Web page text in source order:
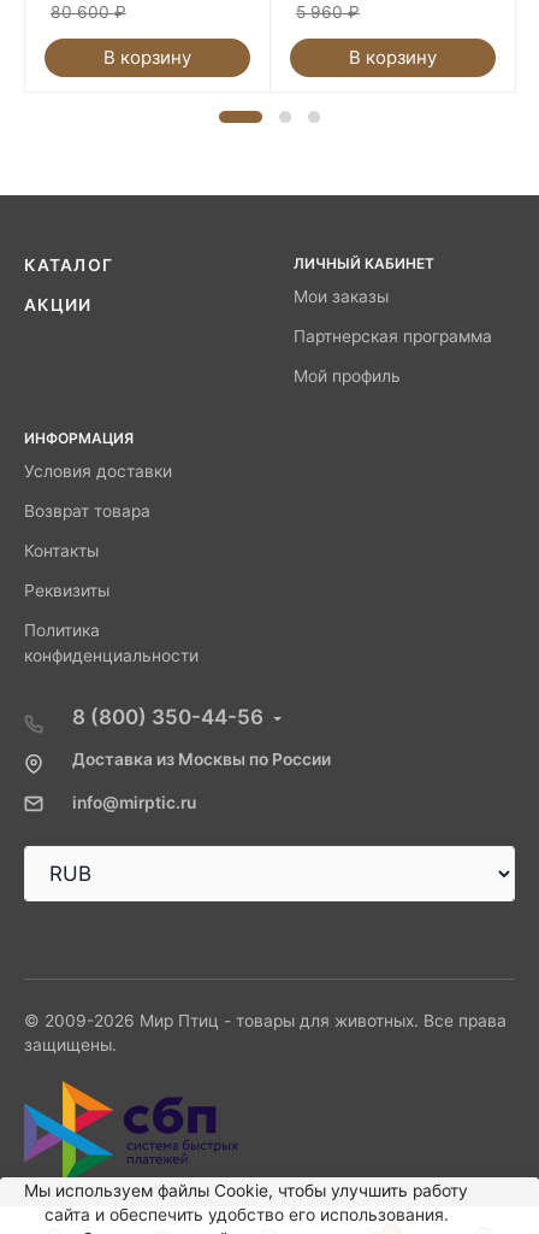
80 600 ₽
В корзину
5 960 ₽
В корзину
КАТАЛОГ
АКЦИИ
ЛИЧНЫЙ КАБИНЕТ
Мои заказы
Партнерская программа
Мой профиль
ИНФОРМАЦИЯ
Условия доставки
Возврат товара
Контакты
Реквизиты
Политика
конфиденциальности
8 (800) 350-44-56
Доставка из Москвы по России
info@mirptic.ru
© 2009-2026 Мир Птиц - товары для животных. Все права
защищены.
Мы используем файлы Сookie, чтобы улучшить работу
сайта и обеспечить удобство его использования.